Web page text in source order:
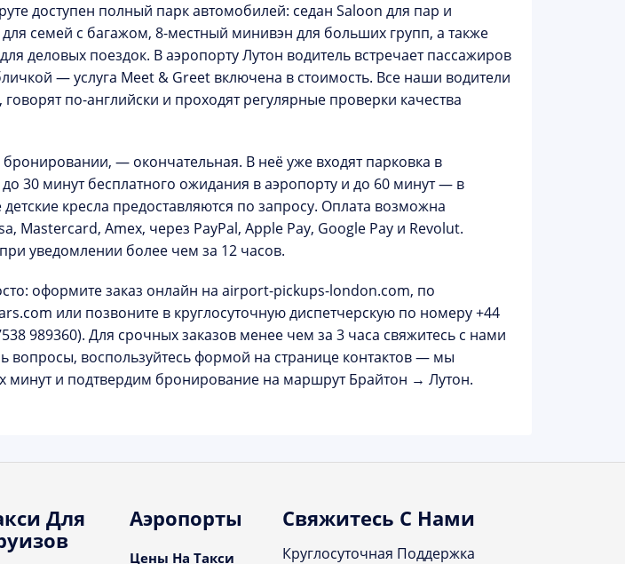
доступен полный парк автомобилей: седан Saloon для пар и
семей с багажом, 8-местный минивэн для больших групп, а также
для деловых поездок. В аэропорту Лутон водитель встречает пассажиров
— услуга Meet & Greetвключена в стоимость. Все наши водители
по-английски и проходят регулярные проверки качества
— окончательная. В неё уже входят парковка в
30 минут бесплатного ожидания в аэропорту и до 60 минут — в
кресла предоставляются по запросу. Оплата возможна
Mastercard, Amex, через PayPal, Apple Pay, Google Pay и Revolut.
уведомлении более чем за 12 часов.
оформите заказ онлайн на airport-pickups-london.com, по
или позвоните в круглосуточную диспетчерскую по номеру+44
989360). Для срочных заказов менее чем за 3 часа свяжитесь с нами
вопросы, воспользуйтесь формой на странице контактов— мы
минут и подтвердим бронирование на маршрутБрайтон → Лутон.
Для
Аэропорты
Цены На Такси
Свяжитесь С Нами
Круглосуточная Поддержка